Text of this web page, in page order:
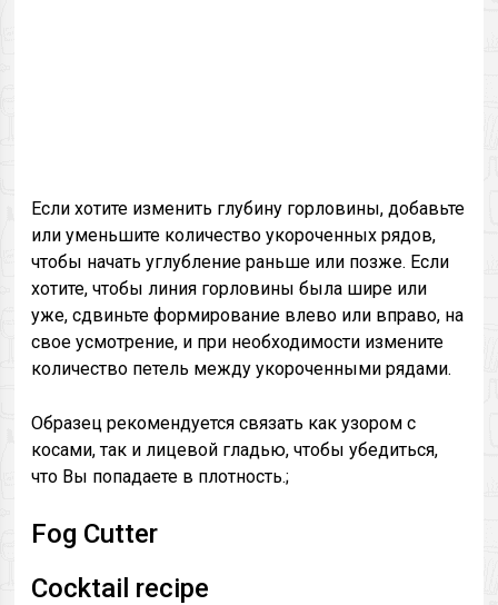
Если хотите изменить глубину горловины, добавьте
или уменьшите количество укороченных рядов,
чтобы начать углубление раньше или позже. Если
хотите, чтобы линия горловины была шире или
уже, сдвиньте формирование влево или вправо, на
свое усмотрение, и при необходимости измените
количество петель между укороченными рядами.
Образец рекомендуется связать как узором с
косами, так и лицевой гладью, чтобы убедиться,
что Вы попадаете в плотность.;
Fog Cutter
Cocktail recipe